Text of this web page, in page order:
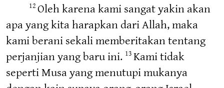
12 Oleh karena kami sangat yakin akan
apa yang kita harapkan dari Allah, maka
kami berani sekali memberitakan tentang
perjanjian yang baru ini. 13 Kami tidak
seperti Musa yang menutupi mukanya